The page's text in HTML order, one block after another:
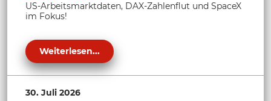
US-Arbeitsmarktdaten, DAX-Zahlenflut und SpaceX
im Fokus!
Weiterlesen...
30. Juli 2026